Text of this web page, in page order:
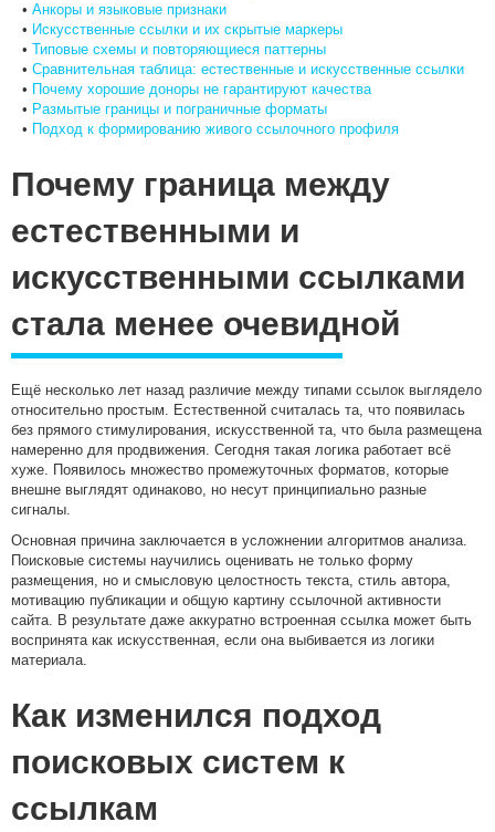
• Анкоры и языковые признаки
• Искусственные ссылки и их скрытые маркеры
• Типовые схемы и повторяющиеся паттерны
• Сравнительная таблица: естественные и искусственные ссылки
• Почему хорошие доноры не гарантируют качества
• Размытые границы и пограничные форматы
• Подход к формированию живого ссылочного профиля
Почему граница между
естественными и
искусственными ссылками
стала менее очевидной
Ещё несколько лет назад различие между типами ссылок выглядело
относительно простым. Естественной считалась та, что появилась
без прямого стимулирования, искусственной та, что была размещена
намеренно для продвижения. Сегодня такая логика работает всё
хуже. Появилось множество промежуточных форматов, которые
внешне выглядят одинаково, но несут принципиально разные
сигналы.
Основная причина заключается в усложнении алгоритмов анализа.
Поисковые системы научились оценивать не только форму
размещения, но и смысловую целостность текста, стиль автора,
мотивацию публикации и общую картину ссылочной активности
сайта. В результате даже аккуратно встроенная ссылка может быть
воспринята как искусственная, если она выбивается из логики
материала.
Как изменился подход
поисковых систем к
ссылкам